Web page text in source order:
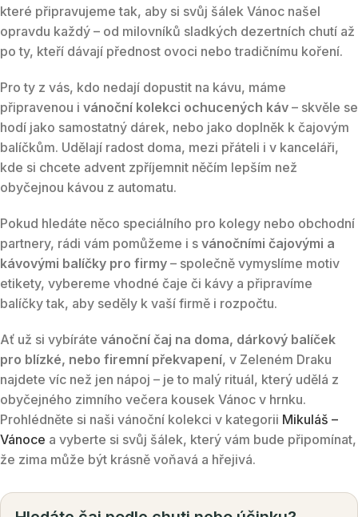
které připravujeme tak, aby si svůj šálek Vánoc našel
opravdu každý – od milovníků sladkých dezertních chutí až
po ty, kteří dávají přednost ovoci nebo tradičnímu koření.
Pro ty z vás, kdo nedají dopustit na kávu, máme
připravenou i vánoční kolekci ochucených káv – skvěle se
hodí jako samostatný dárek, nebo jako doplněk k čajovým
balíčkům. Udělají radost doma, mezi přáteli i v kanceláři,
kde si chcete advent zpříjemnit něčím lepším než
obyčejnou kávou z automatu.
Pokud hledáte něco speciálního pro kolegy nebo obchodní
partnery, rádi vám pomůžeme i s vánočními čajovými a
kávovými balíčky pro firmy – společně vymyslíme motiv
etikety, vybereme vhodné čaje či kávy a připravíme
balíčky tak, aby seděly k vaší firmě i rozpočtu.
Ať už si vybíráte vánoční čaj na doma, dárkový balíček
pro blízké, nebo firemní překvapení, v Zeleném Draku
najdete víc než jen nápoj – je to malý rituál, který udělá z
obyčejného zimního večera kousek Vánoc v hrnku.
Prohlédněte si naši vánoční kolekci v kategorii Mikuláš –
Vánoce a vyberte si svůj šálek, který vám bude připomínat,
že zima může být krásně voňavá a hřejivá.